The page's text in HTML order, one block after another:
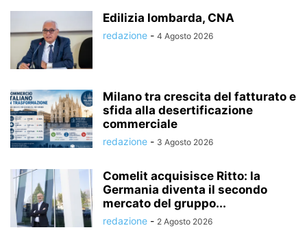
Edilizia lombarda, CNA
redazione - 4 Agosto 2026
Milano tra crescita del fatturato e
sfida alla desertificazione
commerciale
redazione - 3 Agosto 2026
Comelit acquisisce Ritto: la
Germania diventa il secondo
mercato del gruppo...
redazione - 2 Agosto 2026